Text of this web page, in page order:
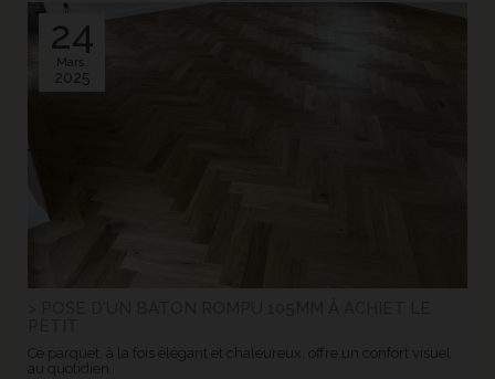
24
Mars.
2025
Ce parquet, à la fois élégant et chaleureux, offre un confort visuel
au quotidien.